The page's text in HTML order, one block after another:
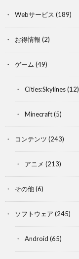
Webサービス (189)
お得情報 (2)
ゲーム (49)
Cities:Skylines(12)
Minecraft(5)
コンテンツ (243)
アニメ (213)
その他(6)
ソフトウェア (245)
Android (65)